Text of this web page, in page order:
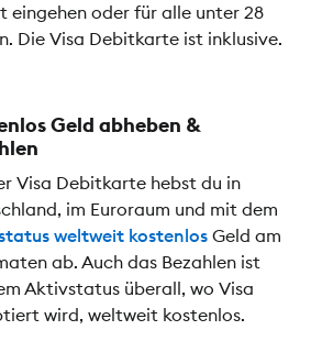
eingehen oder für alle unter 28
Die Visa Debitkarte ist inklusive.
Geld abheben &
Visa Debitkarte hebst du in
im Euroraum und mit dem
weltweit kostenlos Geld am
ab. Auch das Bezahlen ist
Aktivstatus überall, wo Visa
wird, weltweit kostenlos.